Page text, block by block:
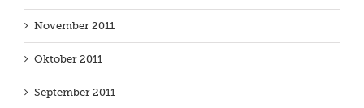
November 2011
Oktober 2011
September 2011